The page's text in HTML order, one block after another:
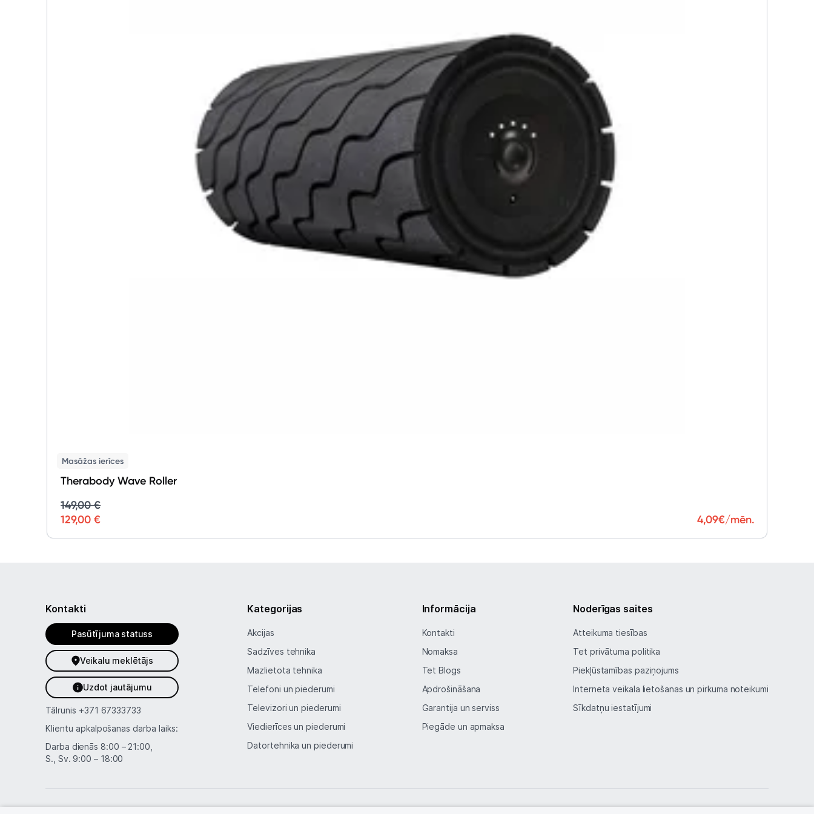
Masāžas ierīces
Therabody Wave Roller
149,00 €
129,00 €
4,09€/mēn.
Kontakti
Pasūtījuma statuss
Veikalu meklētājs
Uzdot jautājumu
Tālrunis +371 67333733
Klientu apkalpošanas darba laiks:
Darba dienās 8:00 – 21:00,
S., Sv. 9:00 – 18:00
Kategorijas
Akcijas
Sadzīves tehnika
Mazlietota tehnika
Telefoni un piederumi
Televizori un piederumi
Viedierīces un piederumi
Datortehnika un piederumi
Informācija
Kontakti
Nomaksa
Tet Blogs
Apdrošināšana
Garantija un serviss
Piegāde un apmaksa
Noderīgas saites
Atteikuma tiesības
Tet privātuma politika
Piekļūstamības paziņojums
Interneta veikala lietošanas un pirkuma noteikumi
Sīkdatņu iestatījumi